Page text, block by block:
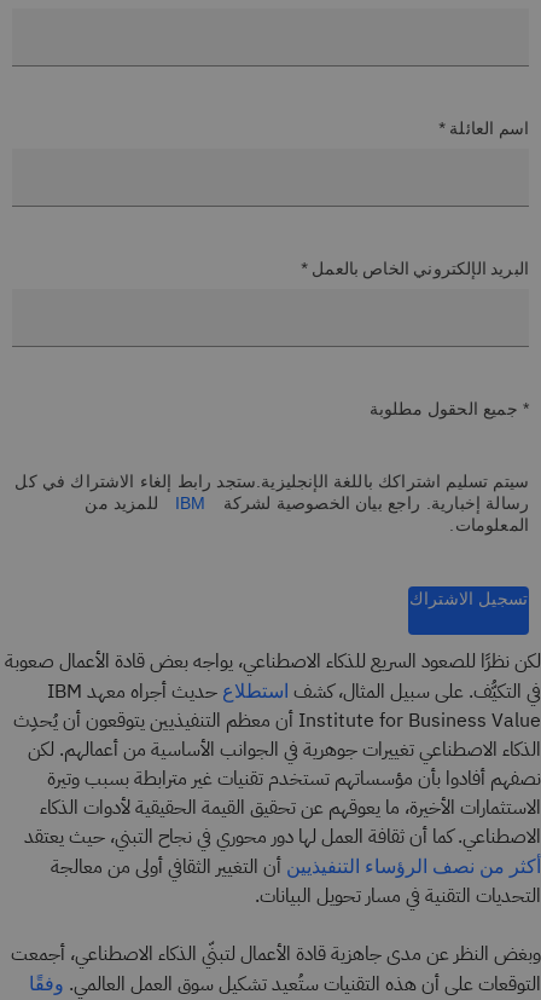
اسم العائلة *
البريد الإلكتروني الخاص بالعمل *
* جميع الحقول مطلوبة
سيتم تسليم اشتراكك باللغة الإنجليزية.ستجد رابط إلغاء الاشتراك في كل
رسالة إخبارية. راجع بيان الخصوصية لشركة
للمزيد من
المعلومات.
تسجيل الاشتراك
لكن نظرًا للصعود السريع للذكاء الاصطناعي، يواجه بعض قادة الأعمال صعوبة
في التكيُّف. على سبيل المثال، كشف استطلاع
حديث أجراه معهد IBM
Institute for Business Value أن معظم التنفيذيين يتوقعون أن يُحدِث
الذكاء الاصطناعي تغييرات جوهرية في الجوانب الأساسية من أعمالهم. لكن
نصفهم أفادوا بأن مؤسساتهم تستخدم تقنيات غير مترابطة بسبب وتيرة
الاستثمارات الأخيرة، ما يعوقهم عن تحقيق القيمة الحقيقية لأدوات الذكاء
الاصطناعي. كما أن ثقافة العمل لها دور محوري في نجاح التبني، حيث يعتقد
أكثر من نصف الرؤساء التنفيذيين أن التغيير الثقافي أولى من معالجة
التحديات التقنية في مسار تحويل البيانات.
وبغض النظر عن مدى جاهزية قادة الأعمال لتبنّي الذكاء الاصطناعي، أجمعت
التوقعات على أن هذه التقنيات ستُعيد تشكيل سوق العمل العالمي. وفقًا